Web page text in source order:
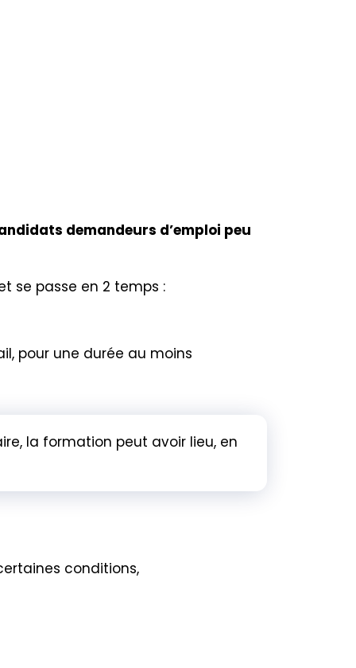
demandeurs d’emploi peu
se passe en 2 temps :
pour une durée au moins
la formation peut avoir lieu, en
conditions,